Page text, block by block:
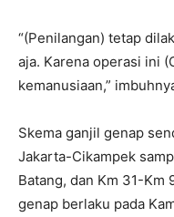
“(Penilangan) tetap
aja. Karena operasi ini
kemanusiaan,”
Skema ganjil genap
Jakarta-Cikampek
Batang, dan Km 31-Km
genap berlaku pada